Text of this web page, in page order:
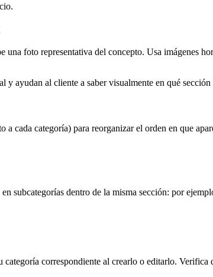
una foto representativa del concepto. Usa imágenes
y ayudan al cliente a saber visualmente en qué sección
a cada categoría) para reorganizar el orden en que
subcategorías dentro de la misma sección: por
categoría correspondiente al crearlo o editarlo.